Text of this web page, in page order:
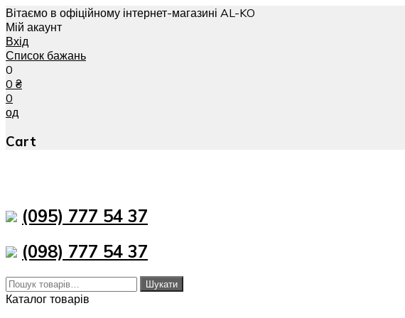
Вітаємо в офіційному інтернет-магазині AL-KO
Мій акаунт
Вхід
Список бажань
0
0 ₴
0
од
Cart
(095) 777 54 37
(098) 777 54 37
Шукати: Шукати
Каталог товарів